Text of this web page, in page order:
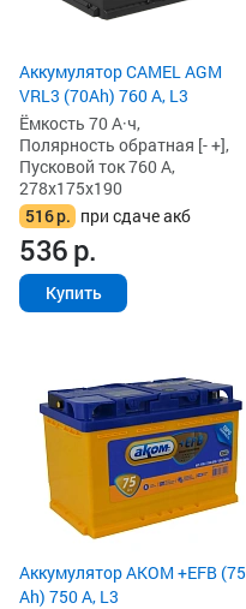
Аккумулятор CAMEL AGM
VRL3 (70Ah) 760 А, L3
Ёмкость 70 А·ч,
Полярность обратная [- +],
Пусковой ток 760 А,
278x175x190
516р. при сдаче акб
536р.
Купить
Аккумулятор AKOM +EFB (75
Ah) 750 А, L3